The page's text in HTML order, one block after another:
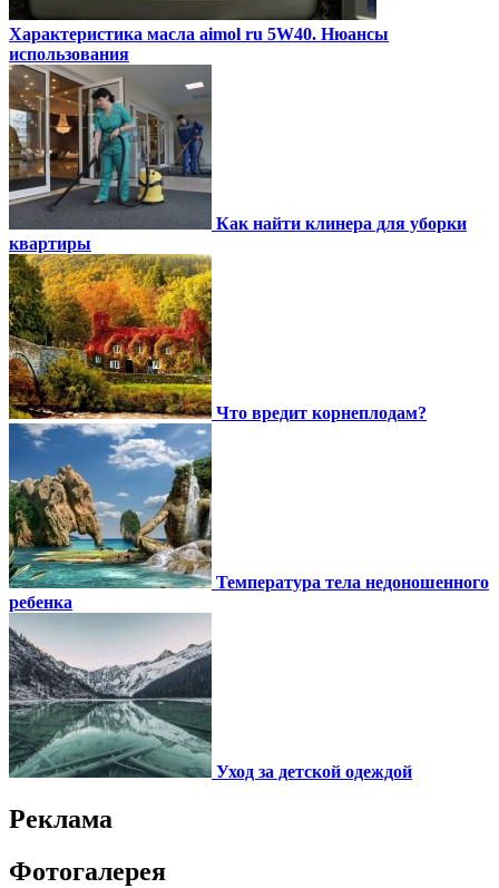
Характеристика масла aimol ru 5W40. Нюансы
использования
Как найти клинера для уборки
квартиры
Что вредит корнеплодам?
Температура тела недоношенного
ребенка
Уход за детской одеждой
Реклама
Фотогалерея